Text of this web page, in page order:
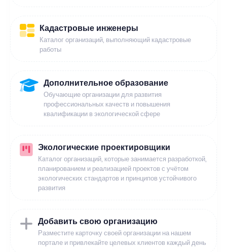
Кадастровые инженеры
Каталог организаций, выполняющий кадастровые
работы
Дополнительное образование
Обучающие организации для развития
профессиональных качеств и повышения
квалификации в экологической сфере
Экологические проектировщики
Каталог организаций, которые занимается разработкой,
планированием и реализацией проектов с учётом
экологических стандартов и принципов устойчивого
развития
Добавить свою организацию
Разместите карточку своей организации на нашем
портале и привлекайте целевых клиентов каждый день